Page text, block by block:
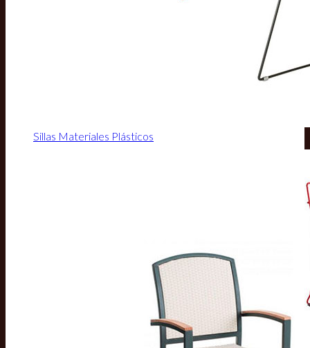
Sillas Materiales Plásticos